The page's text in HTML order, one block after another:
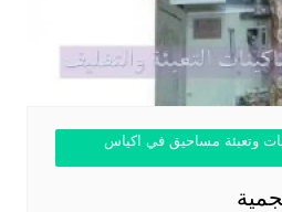
وتعبئة مساحيق في اكياس